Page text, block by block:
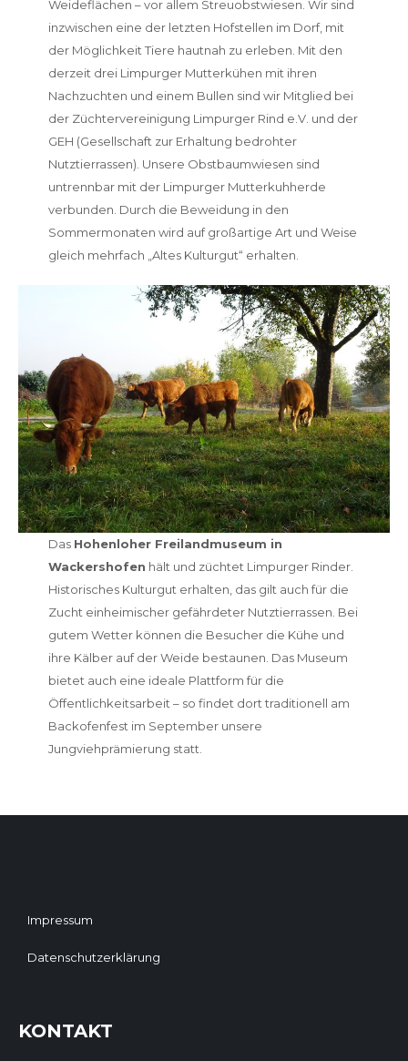
Weideflächen – vor allem Streuobstwiesen. Wir sind
inzwischen eine der letzten Hofstellen im Dorf, mit
der Möglichkeit Tiere hautnah zu erleben. Mit den
derzeit drei Limpurger Mutterkühen mit ihren
Nachzuchten und einem Bullen sind wir Mitglied bei
der Züchtervereinigung Limpurger Rind e.V. und der
GEH (Gesellschaft zur Erhaltung bedrohter
Nutztierrassen). Unsere Obstbaumwiesen sind
untrennbar mit der Limpurger Mutterkuhherde
verbunden. Durch die Beweidung in den
Sommermonaten wird auf großartige Art und Weise
gleich mehrfach „Altes Kulturgut“ erhalten.
Das Hohenloher Freilandmuseum in
Wackershofen hält und züchtet Limpurger Rinder.
Historisches Kulturgut erhalten, das gilt auch für die
Zucht einheimischer gefährdeter Nutztierrassen. Bei
gutem Wetter können die Besucher die Kühe und
ihre Kälber auf der Weide bestaunen. Das Museum
bietet auch eine ideale Plattform für die
Öffentlichkeitsarbeit – so findet dort traditionell am
Backofenfest im September unsere
Jungviehprämierung statt.
Impressum
Datenschutzerklärung
KONTAKT